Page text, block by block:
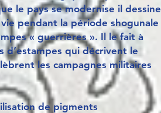
le pays se modernise il dessine
pendant la période shogunale
« guerrières ». Il le fait à
d’estampes qui décrivent le
les campagnes militaires
de pigments